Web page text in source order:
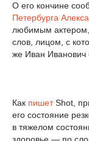
О его кончине
Петербурга
любимым
слов, лицом, с
же Иван
Как пишетShot,
его состояние
в тяжелом